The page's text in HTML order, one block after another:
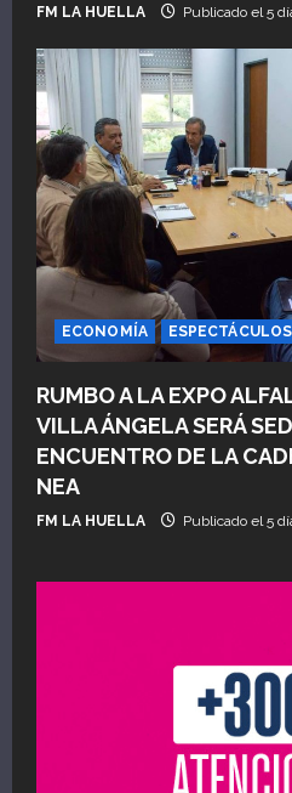
s
FM LA HUELLA Publicado el 5
ECONOMÍA ESPECTÁCULOS
RUMBO A LA EXPO
VILLA ÁNGELA SERÁ
ENCUENTRO DE LA
NEA
FM LA HUELLA Publicado el 5